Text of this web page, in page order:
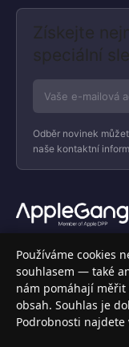
Získejte
speciální
Odběr novinek
naše kontaktní
Váš specializovaný
elektronikou.
INFORMACE
Doprava a doručení
Používáme cookies
souhlasem — také
nám pomáhají měřit
obsah. Souhlas je
Podrobnosti najdete